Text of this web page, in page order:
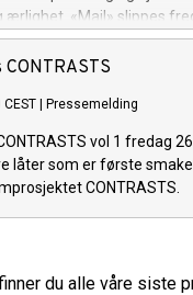
ærlighet. «Mail» slippes
CONTRASTS
| Pressemelding
vol 1 fredag
låter som er første
CONTRASTS.
du alle våre siste